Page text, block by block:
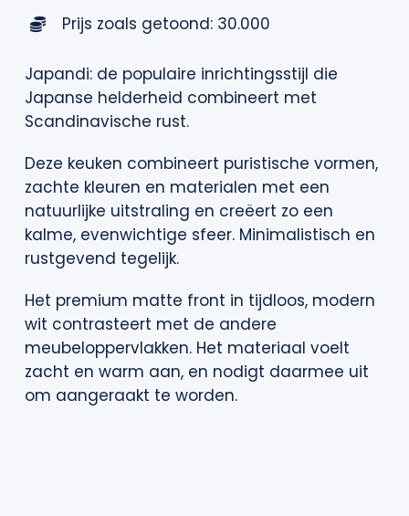
Prijs zoals getoond: 30.000
Japandi: de populaire inrichtingsstijl die
Japanse helderheid combineert met
Scandinavische rust.
Deze keuken combineert puristische vormen,
zachte kleuren en materialen met een
natuurlijke uitstraling en creëert zo een
kalme, evenwichtige sfeer. Minimalistisch en
rustgevend tegelijk.
Het premium matte front in tijdloos, modern
wit contrasteert met de andere
meubeloppervlakken. Het materiaal voelt
zacht en warm aan, en nodigt daarmee uit
om aangeraakt te worden.